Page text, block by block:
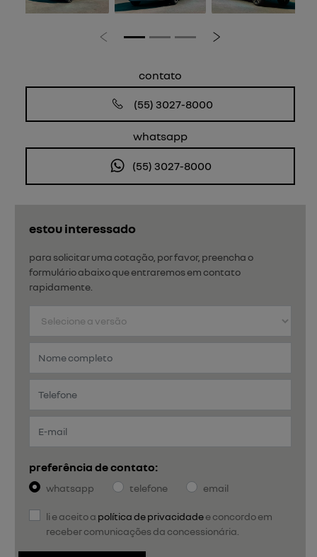
estou interessado
para solicitar uma cotação, por favor, preencha o
formulário abaixo que entraremos em contato
rapidamente.
preferência de contato:
whatsapp telefone email
li e aceito a política de privacidadee concordo em
receber comunicações da concessionária.
Anterior Próximo
contato
(55) 3027-8000
whatsapp
(55) 3027-8000